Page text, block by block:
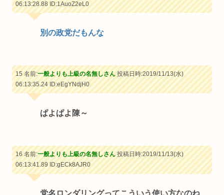
06:13:28.88ID:1AuoZ2eL0
別の政党だもんな
15 名前:一般よりも上級の名無しさん投稿日時:2019/11/13(水)
06:13:35.24ID:eEgYNdjH0
ぱよぱよ陳～
16 名前:一般よりも上級の名無しさん投稿日時:2019/11/13(水)
06:13:41.89ID:gECk8AJR0